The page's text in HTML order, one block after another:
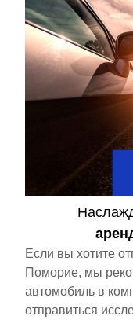
Если вы хотите
Поморие, мы
автомобиль в
отправиться